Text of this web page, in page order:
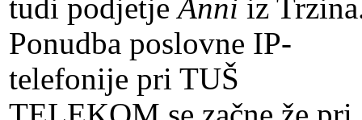
tudi podjetjeAnni iz
Ponudba poslovne IP-
telefonije pri TUŠ